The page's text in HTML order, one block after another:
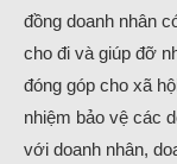
đồng doanh nhân
cho đi và giúp đỡ
đóng góp cho xã
nhiệm bảo vệ các
với doanh nhân,